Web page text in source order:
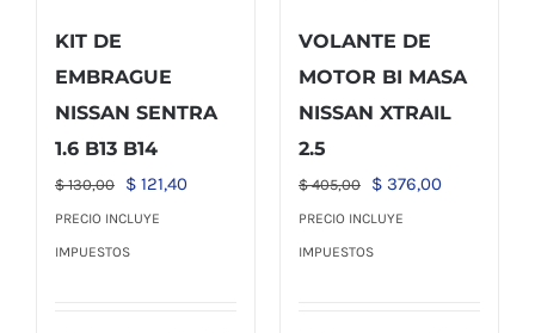
KIT DE
EMBRAGUE
NISSAN SENTRA
1.6 B13 B14
$130,00
El
precio
original
$ 121,40El
PRECIO INCLUYE
IMPUESTOS
VOLANTE DE
MOTOR BI MASA
NISSAN XTRAIL
2.5
$405,00
El
precio
original
$ 376,00El
PRECIO INCLUYE
IMPUESTOS